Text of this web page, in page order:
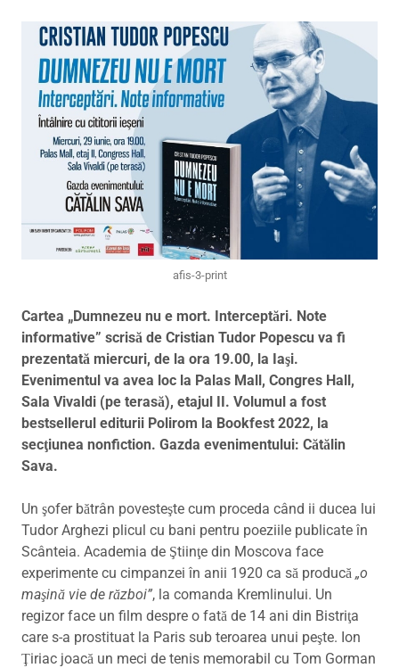
afis-3-print
Cartea „Dumnezeu nu e mort. Interceptări. Note
informative” scrisă de Cristian Tudor Popescu va fi
prezentată miercuri, de la ora 19.00, la Iaşi.
Evenimentul va avea loc la Palas Mall, Congres Hall,
Sala Vivaldi (pe terasă), etajul II. Volumul a fost
bestsellerul editurii Polirom la Bookfest 2022, la
secţiunea nonfiction. Gazda evenimentului: Cătălin
Sava.
Un şofer bătrân povesteşte cum proceda când ii ducea lui
Tudor Arghezi plicul cu bani pentru poeziile publicate în
Scânteia. Academia de Ştiinţe din Moscova face
experimente cu cimpanzei în anii 1920 ca să producă „o
maşină vie de război”, la comanda Kremlinului. Un
regizor face un film despre o fată de 14 ani din Bistriţa
care s-a prostituat la Paris sub teroarea unui peşte. Ion
Ţiriac joacă un meci de tenis memorabil cu Tom Gorman